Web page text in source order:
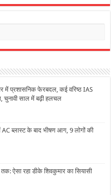
में प्रशासनिक फेरबदल, कई वरिष्ठ IAS
चुनावी साल में बढ़ी हलचल
AC ब्लास्ट के बाद भीषण आग, 9 लोगों की
ऐसा रहा डीके शिवकुमार का सियासी